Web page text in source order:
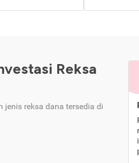
Reksa
jenis reksa dana tersedia di